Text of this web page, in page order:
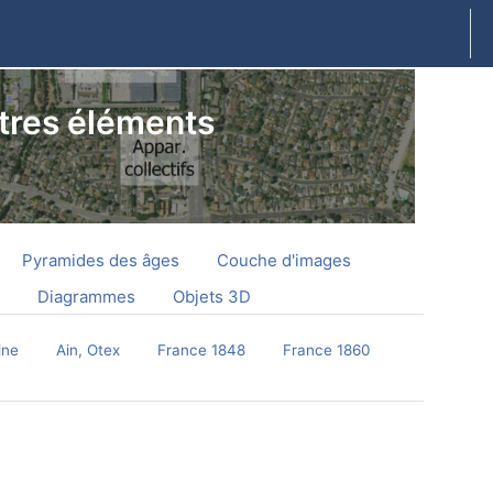
éléments
Pyramides des âges
Couche d'images
Diagrammes Objets 3D
Ain, Otex France 1848
France 1860